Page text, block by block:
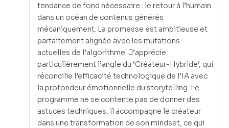
tendance de fond nécessaire : le retour à l’humain
dans un océan de contenus générés
mécaniquement. La promesse est ambitieuse et
parfaitement alignée avec les mutations
actuelles de l’algorithme. J’apprécie
particulièrement l’angle du ‘Créateur-Hybride’, qui
réconcilie l’efficacité technologique de l’IA avec
la profondeur émotionnelle du storytelling. Le
programme ne se contente pas de donner des
astuces techniques, il accompagne le créateur
dans une transformation de son mindset, ce qui